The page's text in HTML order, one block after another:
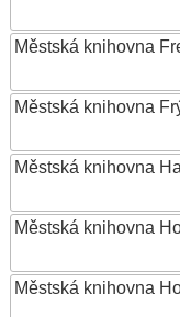
Městská knihovna
Městská knihovna
Městská knihovna
Městská knihovna
Městská knihovna